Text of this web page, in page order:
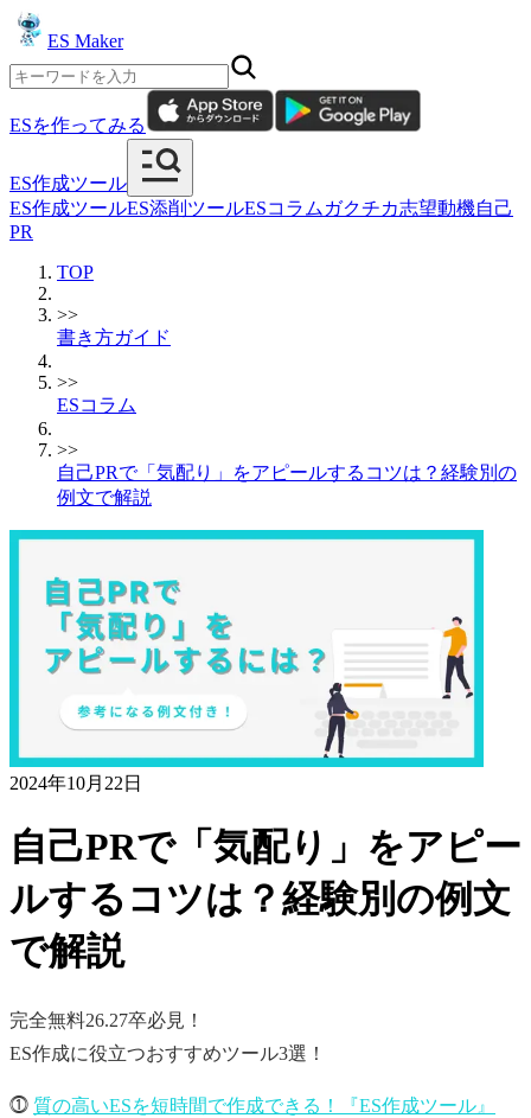
ES Maker
ESを作ってみる
ES作成ツール
ES作成ツールES添削ツールESコラム ガクチカ志望動機自己
PR
TOP
>>
書き方ガイド
>>
ESコラム
>>
自己PRで「気配り」をアピールするコツは？経験別の
例文で解説
2024年10月22日
自己PRで「気配り」をアピー
ルするコツは？経験別の例文
で解説
完全無料26.27卒必見！
ES作成に役立つおすすめツール3選！
⓵ 質の高いESを短時間で作成できる！『ES作成ツール』